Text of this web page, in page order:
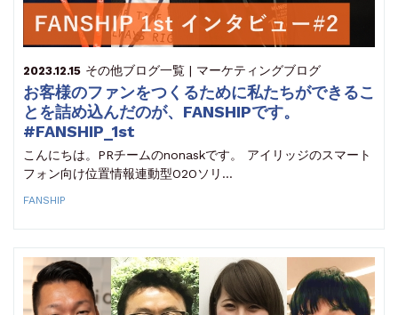
2023.12.15 その他ブログ一覧 | マーケティングブログ
お客様のファンをつくるために私たちができるこ
とを詰め込んだのが、FANSHIPです。
#FANSHIP_1st
こんにちは。PRチームのnonaskです。 アイリッジのスマート
フォン向け位置情報連動型O2Oソリ…
FANSHIP